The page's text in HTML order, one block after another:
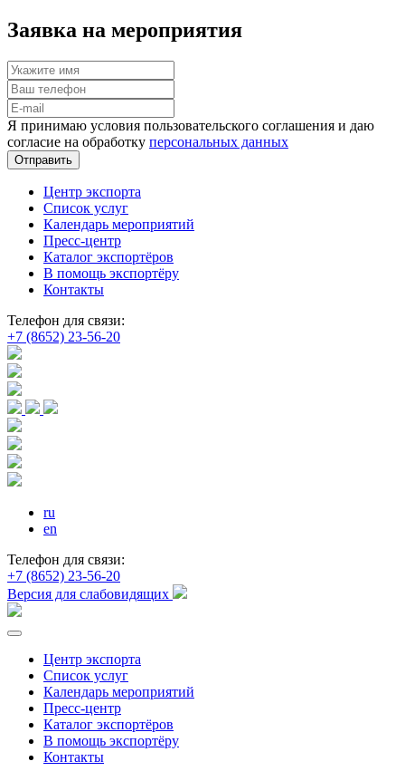
Заявка на мероприятия
Я принимаю условия пользовательского соглашения и даю
согласие на обработку персональных данных
Отправить
Центр экспорта
Список услуг
Календарь мероприятий
Пресс-центр
Каталог экспортёров
В помощь экспортёру
Контакты
Телефон для связи:
+7 (8652) 23-56-20
ru
en
Телефон для связи:
+7 (8652) 23-56-20
Версия для слабовидящих
Центр экспорта
Список услуг
Календарь мероприятий
Пресс-центр
Каталог экспортёров
В помощь экспортёру
Контакты